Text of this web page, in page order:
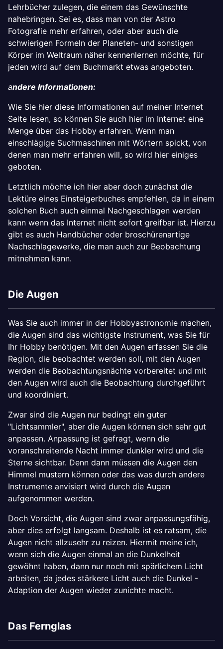
Lehrbücher zulegen, die einem das Gewünschte
nahebringen. Sei es, dass man von der Astro
Fotografie mehr erfahren, oder aber auch die
schwierigen Formeln der Planeten- und sonstigen
Körper im Weltraum näher kennenlernen möchte, für
jeden wird auf dem Buchmarkt etwas angeboten.
andere Informationen:
Wie Sie hier diese Informationen auf meiner Internet
Seite lesen, so können Sie auch hier im Internet eine
Menge über das Hobby erfahren. Wenn man
einschlägige Suchmaschinen mit Wörtern spickt, von
denen man mehr erfahren will, so wird hier einiges
geboten.
Letztlich möchte ich hier aber doch zunächst die
Lektüre eines Einsteigerbuches empfehlen, da in einem
solchen Buch auch einmal Nachgeschlagen werden
kann wenn das Internet nicht sofort greifbar ist. Hierzu
gibt es auch Handbücher oder broschürenartige
Nachschlagewerke, die man auch zur Beobachtung
mitnehmen kann.
Die Augen
Was Sie auch immer in der Hobbyastronomie machen,
die Augen sind das wichtigste Instrument, was Sie für
Ihr Hobby benötigen. Mit den Augen erfassen Sie die
Region, die beobachtet werden soll, mit den Augen
werden die Beobachtungsnächte vorbereitet und mit
den Augen wird auch die Beobachtung durchgeführt
und koordiniert.
Zwar sind die Augen nur bedingt ein guter
"Lichtsammler", aber die Augen können sich sehr gut
anpassen. Anpassung ist gefragt, wenn die
voranschreitende Nacht immer dunkler wird und die
Sterne sichtbar. Denn dann müssen die Augen den
Himmel mustern können oder das was durch andere
Instrumente anvisiert wird durch die Augen
aufgenommen werden.
Doch Vorsicht, die Augen sind zwar anpassungsfähig,
aber dies erfolgt langsam. Deshalb ist es ratsam, die
Augen nicht allzusehr zu reizen. Hiermit meine ich,
wenn sich die Augen einmal an die Dunkelheit
gewöhnt haben, dann nur noch mit spärlichem Licht
arbeiten, da jedes stärkere Licht auch die Dunkel -
Adaption der Augen wieder zunichte macht.
Das Fernglas